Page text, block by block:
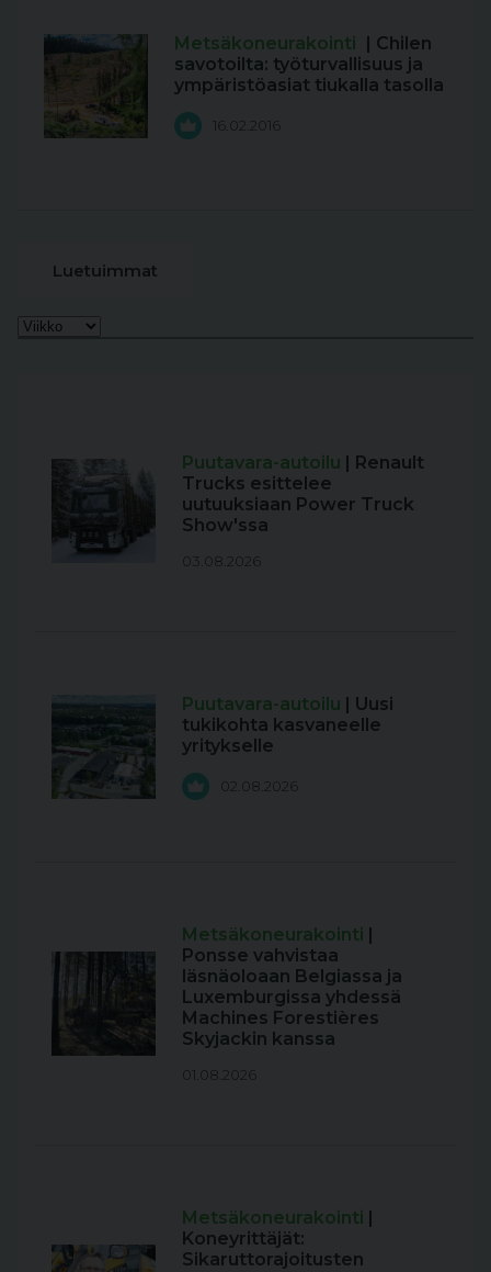
Metsäkoneurakointi | Chilen
savotoilta: työturvallisuus ja
ympäristöasiat tiukalla tasolla
16.02.2016
Luetuimmat
Puutavara-autoilu | Renault
Trucks esittelee
uutuuksiaan Power Truck
Show'ssa
03.08.2026
Puutavara-autoilu | Uusi
tukikohta kasvaneelle
yritykselle
02.08.2026
Metsäkoneurakointi |
Ponsse vahvistaa
läsnäoloaan Belgiassa ja
Luxemburgissa yhdessä
Machines Forestières
Skyjackin kanssa
01.08.2026
Metsäkoneurakointi |
Koneyrittäjät:
Sikaruttorajoitusten